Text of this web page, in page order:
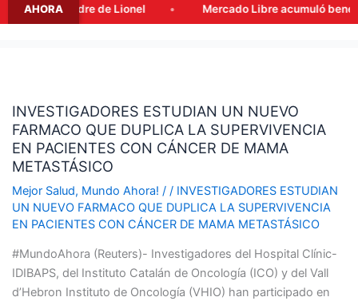
AHORA
padre de Lionel Mercado Libre acumuló
INVESTIGADORES ESTUDIAN UN NUEVO
FARMACO QUE DUPLICA LA SUPERVIVENCIA
EN PACIENTES CON CÁNCER DE MAMA
METASTÁSICO
Mejor Salud, Mundo Ahora! / / INVESTIGADORES ESTUDIAN
UN NUEVO FARMACO QUE DUPLICA LA SUPERVIVENCIA
EN PACIENTES CON CÁNCER DE MAMA METASTÁSICO
#MundoAhora (Reuters)- Investigadores del Hospital Clínic-
IDIBAPS, del Instituto Catalán de Oncología (ICO) y del Vall
d’Hebron Instituto de Oncología (VHIO) han participado en
UN
NUEVO
FARMACO
QUE
DUPLICA
LA
SUPERVIVENCIA
EN
PACIENTES
CON